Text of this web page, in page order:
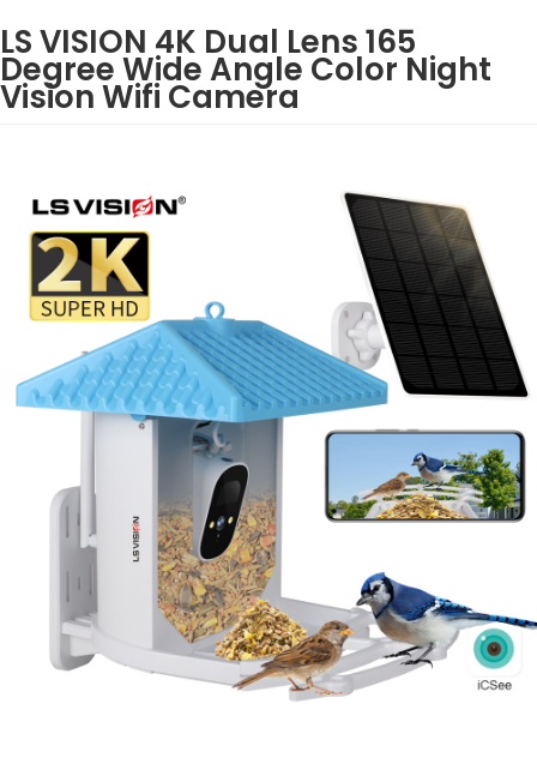
LS VISION 4K Dual Lens 165
Degree Wide Angle Color Night
Vision Wifi Camera